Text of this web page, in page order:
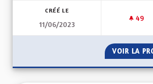
CRÉÉ LE
11/06/2023
49
VOIR LA